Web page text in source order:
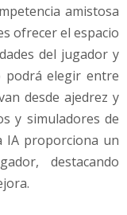
amistosa
ofrecer el espacio
del jugador y
podrá elegir entre
desde ajedrez y
y simuladores de
IA proporciona un
destacando